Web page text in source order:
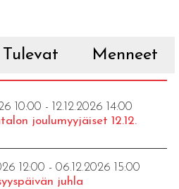
Tulevat Menneet
10:00 - 12.12.2026 14:00
joulumyyjäiset 12.12.
12:00 - 06.12.2026 15:00
juhla